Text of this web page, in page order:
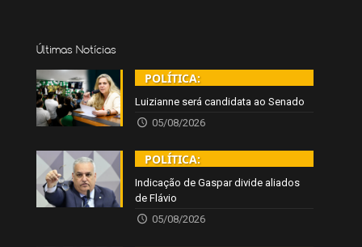
Últimas Notícias
POLÍTICA:
Luizianne será candidata ao Senado
05/08/2026
POLÍTICA:
Indicação de Gaspar divide aliados
de Flávio
05/08/2026